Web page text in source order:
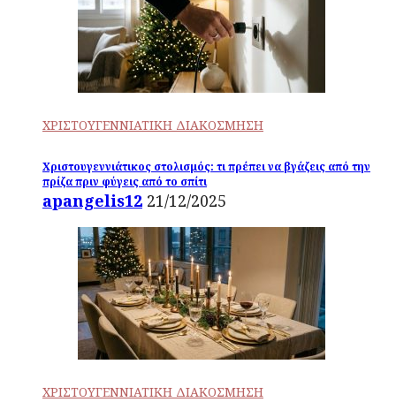
ΧΡΙΣΤΟΥΓΕΝΝΙΑΤΙΚΗ ΔΙΑΚΟΣΜΗΣΗ
Χριστουγεννιάτικος στολισμός: τι πρέπει να βγάζεις από την
πρίζα πριν φύγεις από το σπίτι
apangelis12 21/12/2025
ΧΡΙΣΤΟΥΓΕΝΝΙΑΤΙΚΗ ΔΙΑΚΟΣΜΗΣΗ